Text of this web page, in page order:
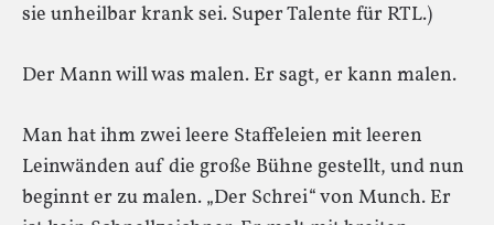
sie unheilbar krank sei. Super Talente für RTL.)
Der Mann will was malen. Er sagt, er kann malen.
Man hat ihm zwei leere Staffeleien mit leeren
Leinwänden auf die große Bühne gestellt, und nun
beginnt er zu malen. „Der Schrei“ von Munch. Er